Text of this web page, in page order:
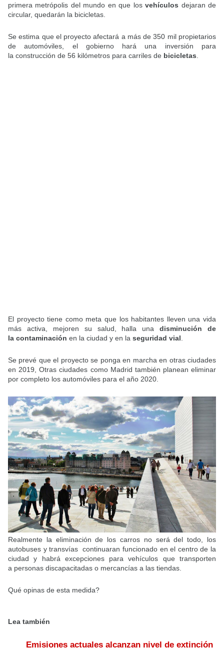
primera metrópolis del mundo en que losvehículos dejaran de
circular, quedarán la bicicletas.
Se estima que el proyecto afectará a más de 350 mil propietarios
de automóviles, el gobierno hará una inversión para
la construcción de 56 kilómetros para carriles de bicicletas
El proyecto tiene como meta que los habitantes lleven una vida
más activa, mejoren su salud, halla unadisminución de
la contaminación en la ciudad y en la seguridad vial
Se prevé que el proyecto se ponga en marcha en otras ciudades
en 2019, Otras ciudades como Madrid también planean eliminar
por completo los automóviles para el año 2020.
Realmente la eliminación de los carros no será del todo, los
autobuses y transvías continuaran funcionado en el centro de la
ciudad y habrá excepciones para vehículos que transporten
a personas discapacitadas o mercancías a las tiendas.
Qué opinas de esta medida?
Lea también
Emisiones actuales alcanzan nivel de extinción